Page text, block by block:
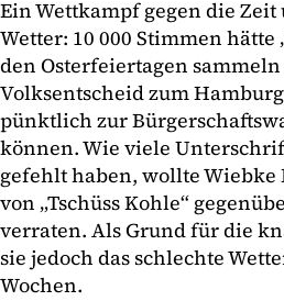
Ein Wettkampf gegen die Zeit
Wetter: 10 000 Stimmen hätte
den Osterfeiertagen
Volksentscheid zum
pünktlich zur
können. Wie viele
gefehlt haben, wollte Wiebke
von „Tschüss Kohle“
verraten. Als Grund für die
sie jedoch das schlechte
Wochen.